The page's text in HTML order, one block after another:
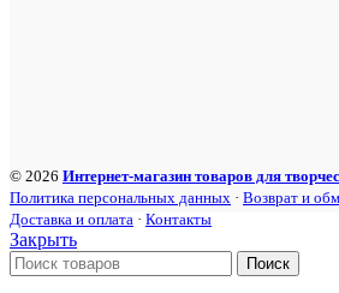
© 2026 Интернет-магазин товаров для
Политика персональных данных · Возврат и
Доставка и оплата · Контакты
Закрыть
Поиск